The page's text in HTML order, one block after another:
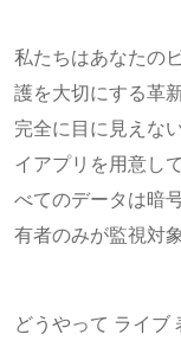
私たちはあなたの
護を大切にする革
完全に目に見えな
イアプリを用意し
べてのデータは暗
有者のみが監視対
どうやって ライブ